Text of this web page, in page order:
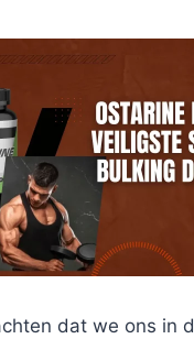
dat we ons in